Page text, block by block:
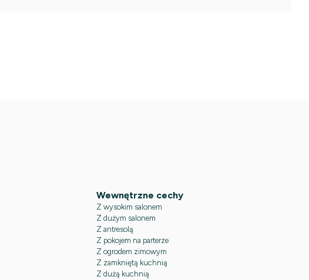
Wewnętrzne cechy
Z wysokim salonem
Z dużym salonem
Z antresolą
Z pokojem na parterze
Z ogrodem zimowym
Z zamkniętą kuchnią
Z dużą kuchnią